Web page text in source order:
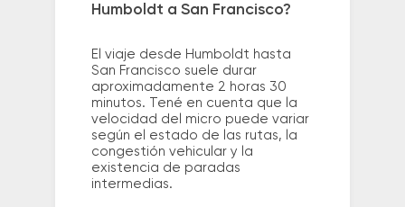
Humboldt a San Francisco?
El viaje desde Humboldt hasta
San Francisco suele durar
aproximadamente 2 horas 30
minutos. Tené en cuenta que la
velocidad del micro puede variar
según el estado de las rutas, la
congestión vehicular y la
existencia de paradas
intermedias.